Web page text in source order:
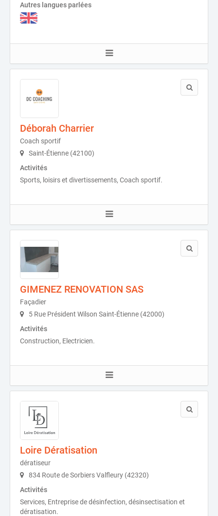
Autres langues parlées
Déborah Charrier
Coach sportif
Saint-Étienne (42100)
Activités
Sports, loisirs et divertissements, Coach sportif.
GIMENEZ RENOVATION SAS
Façadier
5 Rue Président Wilson Saint-Étienne (42000)
Activités
Construction, Electricien.
Loire Dératisation
dératiseur
834 Route de Sorbiers Valfleury (42320)
Activités
Services, Entreprise de désinfection, désinsectisation et
dératisation.